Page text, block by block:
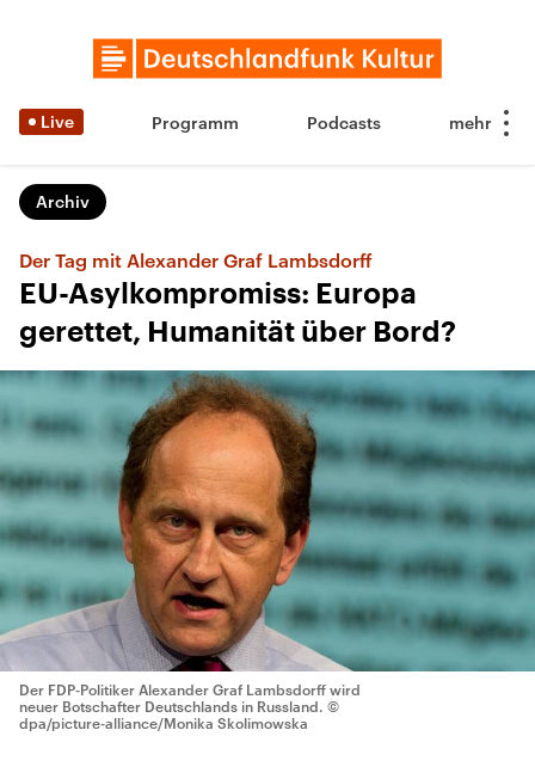
Live Programm Podcasts
Archiv
Der Tag mit Alexander Graf Lambsdorff
EU-Asylkompromiss: Europa
gerettet, Humanität über Bord?
Der FDP-Politiker Alexander Graf Lambsdorff wird
neuer Botschafter Deutschlands in Russland. ©
dpa/picture-alliance/Monika Skolimowska